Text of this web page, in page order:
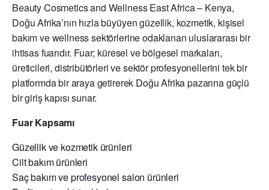
Beauty Cosmetics and Wellness East Africa – Kenya,
Doğu Afrika’nın hızla büyüyen güzellik, kozmetik, kişisel
bakım ve wellness sektörlerine odaklanan uluslararası bir
ihtisas fuarıdır. Fuar; küresel ve bölgesel markaları,
üreticileri, distribütörleri ve sektör profesyonellerini tek bir
platformda bir araya getirerek Doğu Afrika pazarına güçlü
bir giriş kapısı sunar.
Fuar Kapsamı
Güzellik ve kozmetik ürünleri
Cilt bakım ürünleri
Saç bakım ve profesyonel salon ürünleri